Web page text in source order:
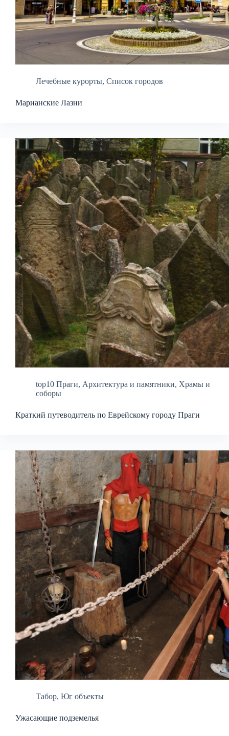
Лечебные курорты, Список городов
Марианские Лазни
top10 Праги, Архитектура и памятники, Храмы и
соборы
Краткий путеводитель по Еврейскому городу Праги
Табор, Юг объекты
Ужасающие подземелья